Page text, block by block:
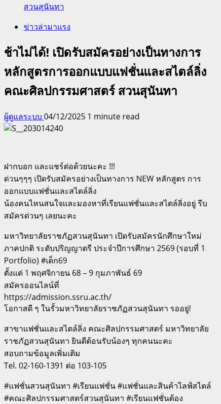
สวนสุนันทา
ข่าวล่ามาแรง
ช้าไม่ได้! เปิดรับสมัครอย่างเป็นทางการ
หลักสูตรการออกแบบแฟชั่นและสไตล์ลิ่ง
คณะศิลปกรรมศาสตร์ สวนสุนันทา
ผู้ดูแลระบบ 04/12/2025 1 minute read
ฝากบอก และแชร์ต่อด้วยนะคะ !!!
ด่วนๆๆๆ เปิดรับสมัครอย่างเป็นทางการ NEW หลักสูตร การ
ออกแบบแฟชั่นและสไตล์ลิ่ง
น้องคนไหนสนใจและมองหาที่เรียนแฟชั่นและสไตล์ลิ่งอยู่ รีบ
สมัครด่วนๆ เลยนะคะ
มหาวิทยาลัยราชภัฏสวนสุนันทา เปิดรับสมัครนักศึกษาใหม่
ภาคปกติ ระดับปริญญาตรี ประจำปีการศึกษา 2569 (รอบที่ 1
Portfolio) #เด็ก69
ตั้งแต่ 1 พฤศจิกายน 68 – 9 กุมภาพันธ์ 69
สมัครออนไลน์ที่
https://admission.ssru.ac.th/
โอกาสดี ๆ ในรั้วมหาวิทยาลัยราชภัฏสวนสุนันทา รออยู่!
สาขาแฟชั่นและสไตล์ลิ่ง คณะศิลปกรรมศาสตร์ มหาวิทยาลัย
ราชภัฏสวนสุนันทา ยินดีต้อนรับน้องๆ ทุกคนนะคะ
สอบถามข้อมูลเพิ่มเติม
Tel. 02-160-1391 ต่อ 103-105
#แฟชั่นสวนสุนันทา #เรียนแฟชั่น #แฟชั่นและสินค้าไลฟ์สไตล์
#คณะศิลปกรรมศาสตร์สวนสุนันทา #เรียนแฟชั่นต้อง